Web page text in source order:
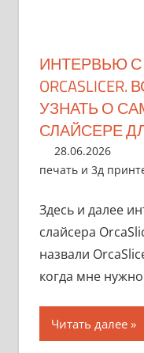
ИНТЕРВЬЮ
УЗНАТЬ О
СЛАЙСЕРЕ
28.06.2026
печать и 3д
Здесь и далее
слайсера
назвали
когда мне
Читать далее